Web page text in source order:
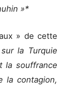
»*
» de cette
la Turquie
la souffrance
la contagion,